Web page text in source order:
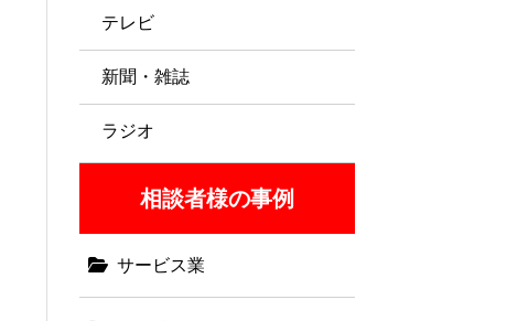
テレビ
新聞・雑誌
ラジオ
相談者様の事例
サービス業